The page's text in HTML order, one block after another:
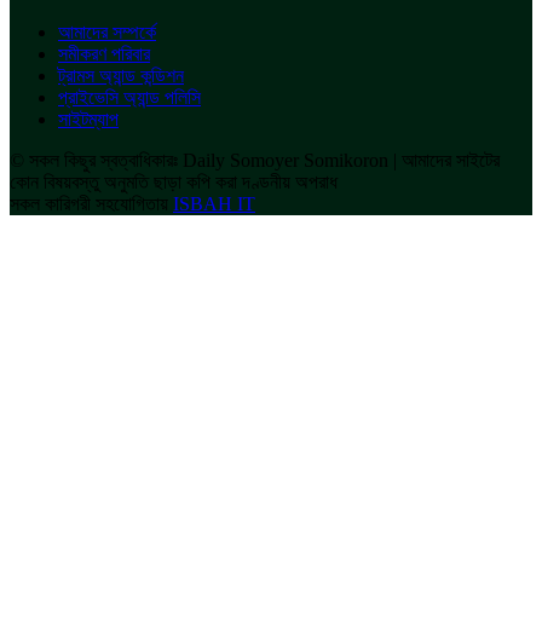
আমাদের সম্পর্কে
সমীকরণ পরিবার
ট্রামস অ্যান্ড কন্ডিশন
প্রাইভেসি অ্যান্ড পলিসি
সাইটম্যাপ
© সকল কিছুর স্বত্বাধিকারঃ Daily Somoyer Somikoron | আমাদের সাইটের
কোন বিষয়বস্তু অনুমতি ছাড়া কপি করা দণ্ডনীয় অপরাধ
সকল কারিগরী সহযোগিতায় ISBAH IT